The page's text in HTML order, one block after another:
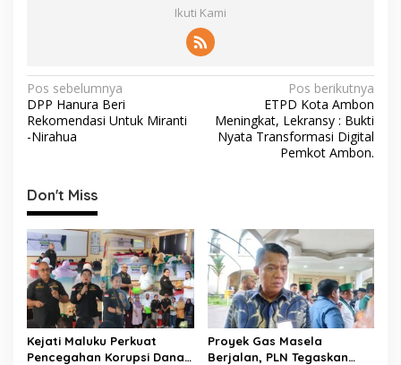
Ikuti Kami
N
a
v
g
a
s
i
p
o
s
Pos sebelumnya
DPP Hanura Beri
Rekomendasi Untuk Miranti
-Nirahua
Pos berikutnya
ETPD Kota Ambon
Meningkat, Lekransy : Bukti
Nyata Transformasi Digital
Pemkot Ambon.
Don't Miss
Kejati Maluku Perkuat
Pencegahan Korupsi Dana
Proyek Gas Masela
Berjalan, PLN Tegaskan